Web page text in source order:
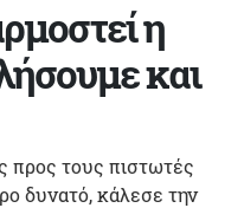
η
και
προς τους πιστωτές
δυνατό, κάλεσε την